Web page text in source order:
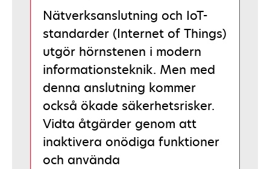
Nätverksanslutning och IoT-
standarder (Internet of Things)
utgör hörnstenen i modern
informationsteknik. Men med
denna anslutning kommer
också ökade säkerhetsrisker.
Vidta åtgärder genom att
inaktivera onödiga funktioner
och använda